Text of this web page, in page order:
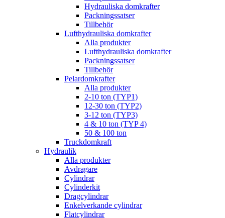
Hydrauliska domkrafter
Packningssatser
Tillbehör
Lufthydrauliska domkrafter
Alla produkter
Lufthydrauliska domkrafter
Packningssatser
Tillbehör
Pelardomkrafter
Alla produkter
2-10 ton (TYP1)
12-30 ton (TYP2)
3-12 ton (TYP3)
4 & 10 ton (TYP 4)
50 & 100 ton
Truckdomkraft
Hydraulik
Alla produkter
Avdragare
Cylindrar
Cylinderkit
Dragcylindrar
Enkelverkande cylindrar
Flatcylindrar